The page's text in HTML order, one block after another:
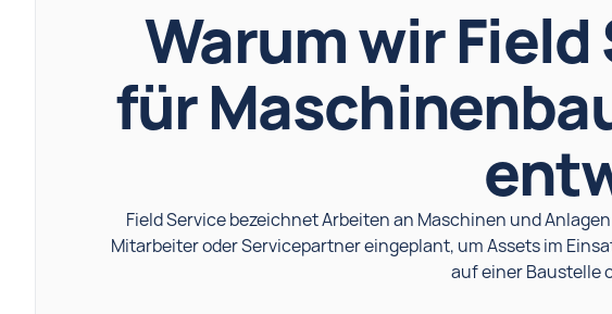
Warum wir
für
Field Service bezeichnet Arbeiten an Maschinen und
Mitarbeiter oder Servicepartner eingeplant, um Assets im
auf einer Baustelle